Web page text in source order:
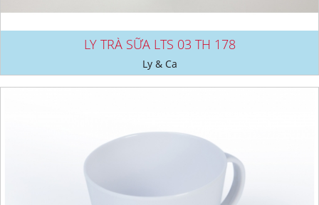
LY TRÀ SỮA LTS 03 TH 178
Ly & Ca